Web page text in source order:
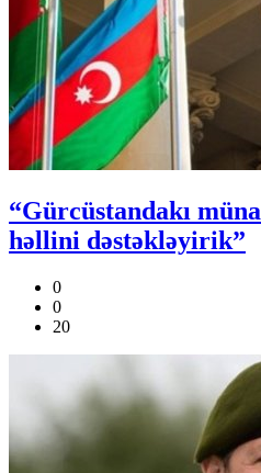
“Gürcüstandakı
həllini dəstəkləyirik”
0
0
20